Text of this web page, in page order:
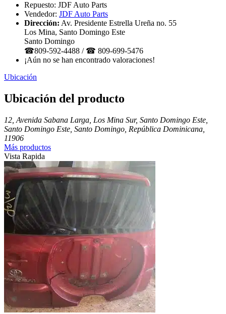
Repuesto: JDF Auto Parts
Vendedor: JDF Auto Parts
Dirección: Av. Presidente Estrella Ureña no. 55
Los Mina, Santo Domingo Este
Santo Domingo
☎809-592-4488 / ☎ 809-699-5476
¡Aún no se han encontrado valoraciones!
Ubicación
Ubicación del producto
12, Avenida Sabana Larga, Los Mina Sur, Santo Domingo Este,
Santo Domingo Este, Santo Domingo, República Dominicana,
11906
Más productos
Vista Rapida